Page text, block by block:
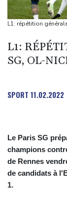
"Progression
Canada: une
Chaleur record
En Zambie, le
Des incendies
L1: répétition
L1:
SG, OL-
SPORT 11.02.2022
Le Paris SG
champions
de Rennes
de candidats à
1.